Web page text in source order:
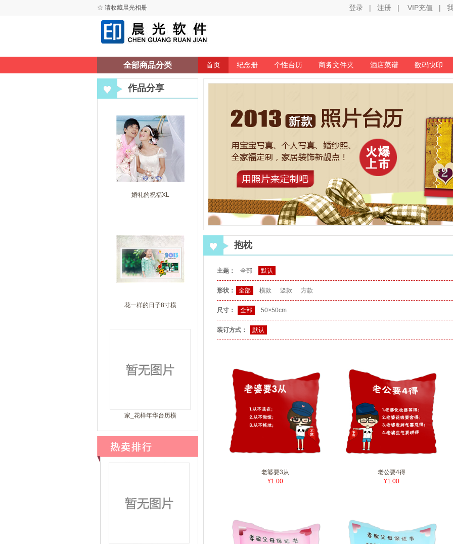
☆ 请收藏晨光相册 登录 | 注册 | VIP充值 |
全部商品分类 首页 纪念册 个性台历 商务文件夹 酒店菜谱 数码快印
作品分享
婚礼的祝福XL
花一样的日子8寸横
家_花样年华台历横
抱枕
主题： 全部 默认
形状： 全部 横款 竖款 方款
尺寸： 全部 50×50cm
装订方式： 默认
老婆要3从
¥1.00
老公要4得
¥1.00